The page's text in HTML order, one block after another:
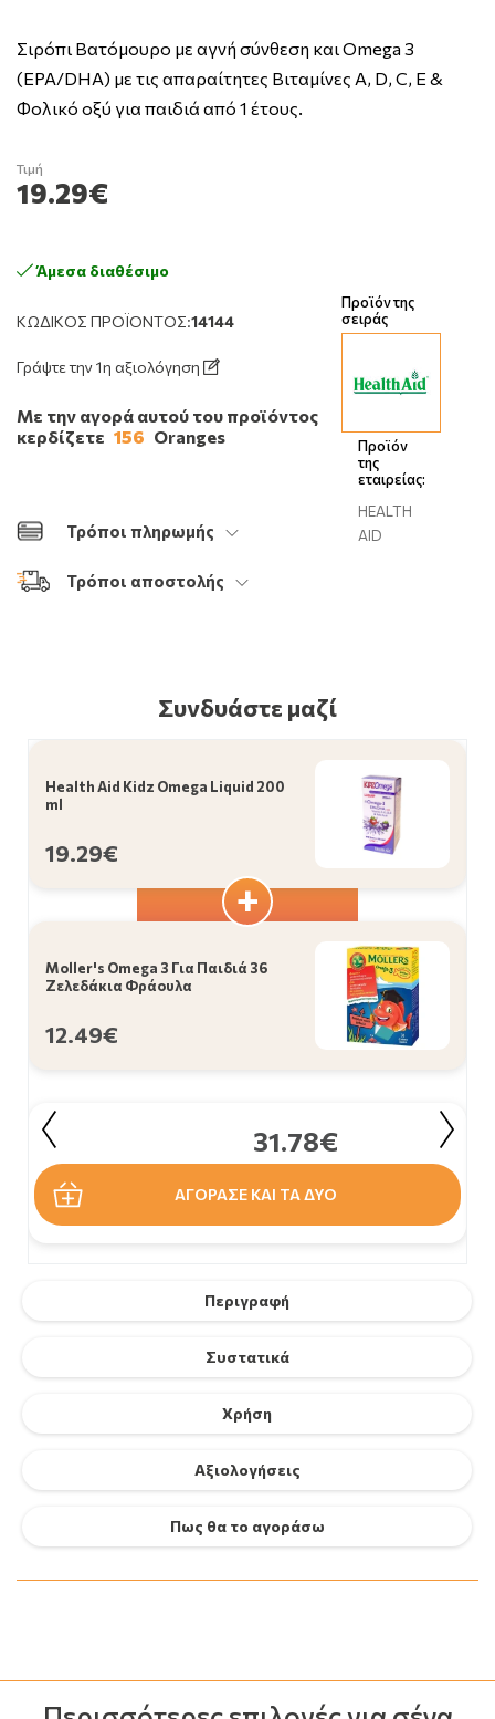
Σιρόπι Βατόμουρο με αγνή σύνθεση και Omega 3
(EPA/DHA) με τις απαραίτητες Βιταμίνες Α, D, C, E &
Φολικό οξύ για παιδιά από 1 έτους.
ΚΩΔΙΚΌΣ ΠΡΟΪΌΝΤΟΣ:14144
Γράψτε την 1η αξιολόγηση
Άμεσα διαθέσιμο
Τιμή
19.29€
Με την αγορά αυτού του προϊόντος
κερδίζετε 156 Oranges
Τρόποι πληρωμής
Τρόποι αποστολής
Προϊόν της
σειράς
Προϊόν
της
εταιρείας:
HEALTH
AID
Περιγραφή
Συστατικά
Χρήση
Αξιολογήσεις
Πως θα το αγοράσω
Συνδυάστε μαζί
Health Aid Kidz Omega Liquid 200
ml
19.29€
Moller's Omega 3 Για Παιδιά 36
Ζελεδάκια Φράουλα
12.49€
31.78€
ΑΓΟΡΑΣΕ ΚΑΙ ΤΑ ΔΥΟ